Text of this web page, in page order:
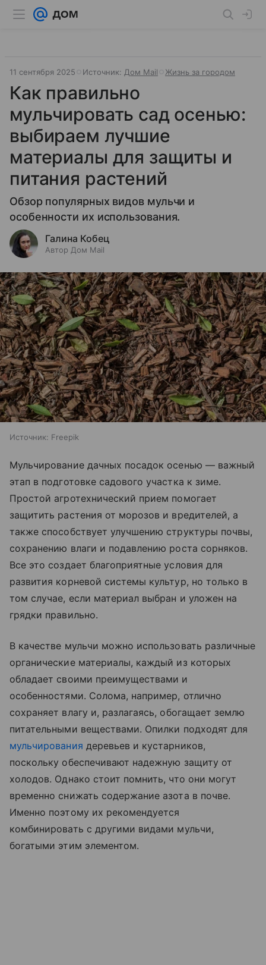
11 сентября 2025 Источник: Дом Mail Жизнь за городом
Как правильно
мульчировать сад осенью:
выбираем лучшие
материалы для защиты и
питания растений
Обзор популярных видов мульчи и
особенности их использования.
Галина Кобец
Автор Дом Mail
Источник: Freepik
Мульчирование дачных посадок осенью — важный
этап в подготовке садового участка к зиме.
Простой агротехнический прием помогает
защитить растения от морозов и вредителей, а
также способствует улучшению структуры почвы,
сохранению влаги и подавлению роста сорняков.
Все это создает благоприятные условия для
развития корневой системы культур, но только в
том случае, если материал выбран и уложен на
грядки правильно.
В качестве мульчи можно использовать различные
органические материалы, каждый из которых
обладает своими преимуществами и
особенностями. Солома, например, отлично
сохраняет влагу и, разлагаясь, обогащает землю
питательными веществами. Опилки подходят для
мульчирования деревьев и кустарников,
поскольку обеспечивают надежную защиту от
холодов. Однако стоит помнить, что они могут
временно снижать содержание азота в почве.
Именно поэтому их рекомендуется
комбинировать с другими видами мульчи,
богатыми этим элементом.